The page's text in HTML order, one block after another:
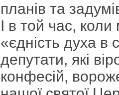
планів та
І в той час, коли
«єдність духа в
депутати, які
конфесій,